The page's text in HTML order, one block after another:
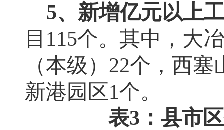
5、新增亿元以上
目 115个。其中，大
（本级） 22个，西塞
新港园区1个。
表3：县市